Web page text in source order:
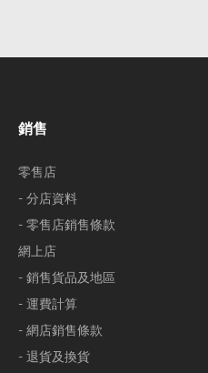
銷售
零售店
- 分店資料
- 零售店銷售條款
網上店
- 銷售貨品及地區
- 運費計算
- 網店銷售條款
- 退貨及換貨